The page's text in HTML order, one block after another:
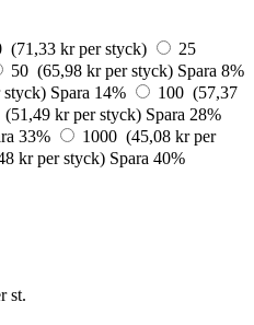
(71,33 kr per styck)
25
50 (65,98 kr per styck) Spara 8%
styck) Spara 14%
100 (57,37
kr per styck) Spara 28%
33%
1000 (45,08 kr per
kr per styck) Spara 40%
st.